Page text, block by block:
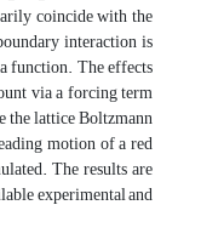
coincide with the
interaction is
function. The effects
via a forcing term
the lattice Boltzmann
motion of a red
The results are
experimental and